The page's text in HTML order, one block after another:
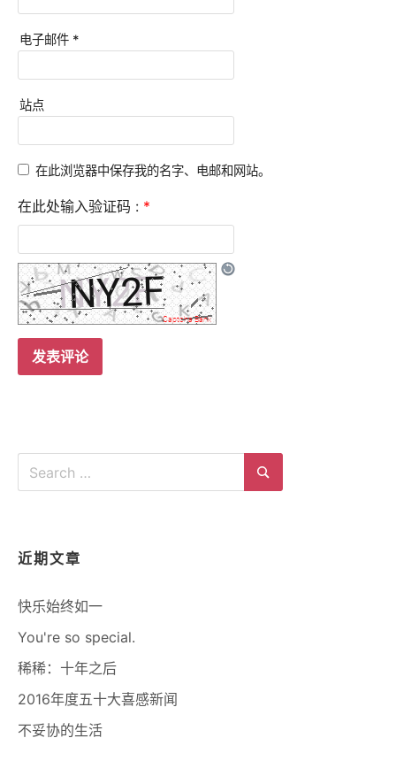
电子邮件 *
站点
在此浏览器中保存我的名字、电邮和网站。
在此处输入验证码 : *
Search
for:
Search
近期文章
快乐始终如一
You're so special.
稀稀：十年之后
2016年度五十大喜感新闻
不妥协的生活